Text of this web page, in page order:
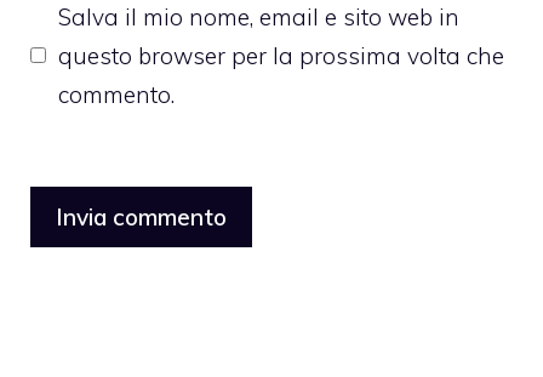
Salva il mio nome, email e sito web in
questo browser per la prossima volta che
commento.